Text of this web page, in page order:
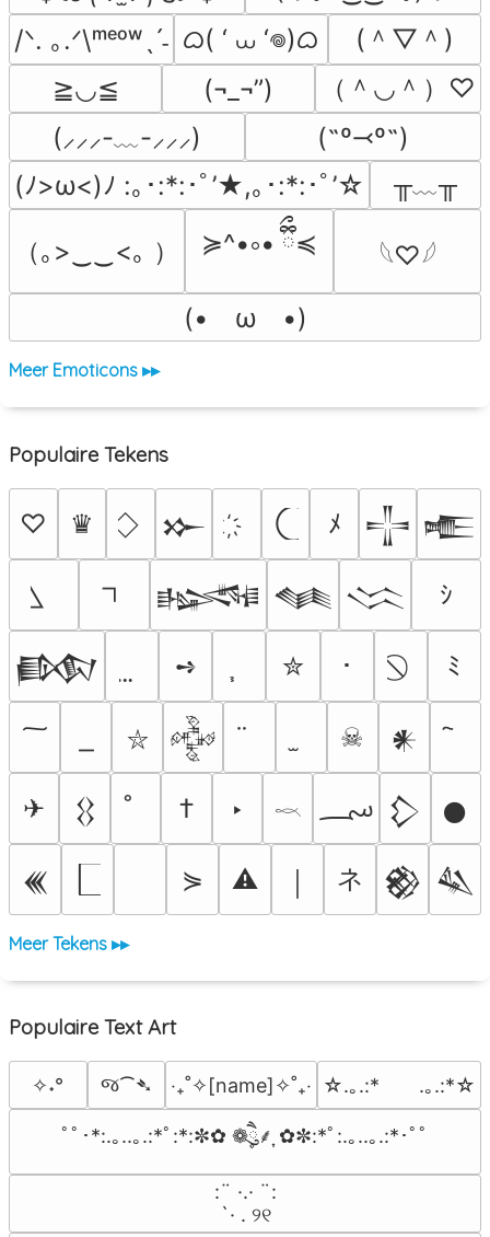
/ᐠ. ｡.ᐟ\ᵐᵉᵒʷˎˊ˗ ᜊ( ‘ ⩊ ‘𖦹)ᜊ
(＾▽＾)
≧◡≦
(¬_¬”)
（＾◡＾）♡
(⸝⸝⸝-﹏-⸝⸝⸝)
(˶º⤙º˶)
(ﾉ>ω<)ﾉ :｡･:*:･ﾟ’★,｡･:*:･ﾟ’☆
╥﹏╥
（｡>‿‿<｡ ） ≽^•༚• ྀིྀ≼
𓆩♡𓆪
(•　ω　•)
Meer Emoticons ▸▸
Populaire Tekens
♡ ♛ 𒁍 ﾒ 𒋲 𒍫
𒈙 𒈝 𒈱 ｼ
𒁃 ➺ ✮ ･ ﾐ
⛥ 𒅒 ☠ 𒀭
✈ 𒌐 † ‣ 𓎖 ؄ 𒁷 𒊹
𒌍 ⋟ ⚠ ネ 𒆙 𒈑
Meer Tekens ▸▸
Populaire Text Art
✧˖° જ⁀➴ ‎‧₊˚✧[name]✧˚₊‧ ☆.｡.:*　　.｡.:*☆
ﾟﾟ･*:.｡..｡.:*ﾟ:*:✼✿ ❁ཻུ۪۪⸙͎ ✿✼:*ﾟ:.｡..｡.:*･ﾟﾟ
⠀:¨ ·.· ¨:⠀
⠀ `· . ୨୧⠀